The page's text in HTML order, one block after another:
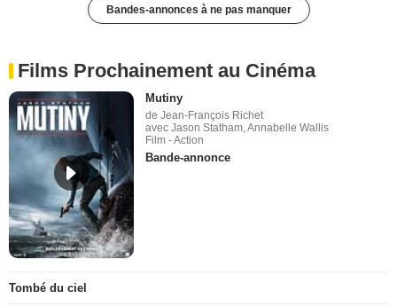
Bandes-annonces à ne pas manquer
Films Prochainement au Cinéma
Mutiny
de Jean-François Richet
avec Jason Statham, Annabelle Wallis
Film - Action
Bande-annonce
Tombé du ciel